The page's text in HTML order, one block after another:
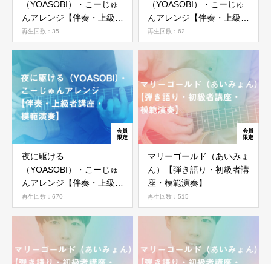
（YOASOBI）・こーじゅ
んアレンジ【伴奏・上級者
講座・STEP 02】
再生回数：35
（YOASOBI）・こーじゅ
んアレンジ【伴奏・上級者
講座・STEP 01】
再生回数：62
夜に駆ける
（YOASOBI）・こーじゅ
んアレンジ【伴奏・上級者
講座・模範演奏】
再生回数：670
マリーゴールド（あいみょ
ん）【弾き語り・初級者講
座・模範演奏】
再生回数：515